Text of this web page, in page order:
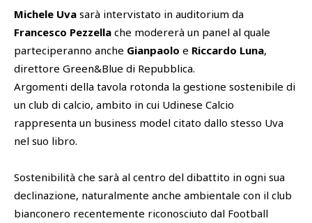
Michele Uva sarà intervistato in auditorium da
Francesco Pezzella che modererà un panel al quale
parteciperanno anche Gianpaolo e Riccardo Luna,
direttore Green&Blue di Repubblica.
Argomenti della tavola rotonda la gestione sostenibile di
un club di calcio, ambito in cui Udinese Calcio
rappresenta un business model citato dallo stesso Uva
nel suo libro.
Sostenibilità che sarà al centro del dibattito in ogni sua
declinazione, naturalmente anche ambientale con il club
bianconero recentemente riconosciuto dal Football